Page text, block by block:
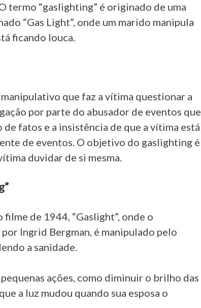
termo “gaslighting” é originado de uma
“Gas Light”, onde um marido manipula
ficando louca.
que faz a vítima questionar a
por parte do abusador de eventos que
fatos e a insistência de que a vítima está
de eventos. O objetivo do gaslighting é
duvidar de si mesma.
de 1944, “Gaslight”, onde o
Ingrid Bergman, é manipulado pelo
a sanidade.
ações, como diminuir o brilho das
a luz mudou quando sua esposa o